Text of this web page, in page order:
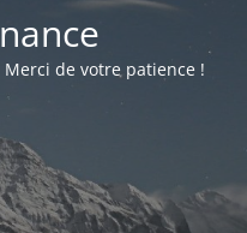
de votre patience !